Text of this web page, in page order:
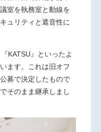
室を執務室と動線を
ュリティと遮音性に
KATSU』といったよ
ます。これは旧オフ
募で決定したもので
そのまま継承しまし